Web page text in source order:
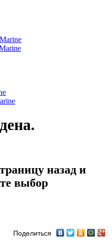
назад и
выбор
Поделиться